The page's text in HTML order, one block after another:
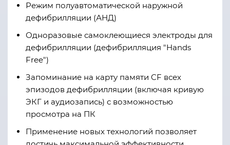
Режим полуавтоматической наружной
дефибрилляции (АНД)
Одноразовые самоклеющиеся электроды для
дефибрилляции (дефибрилляция "Hands
Free")
Запоминание на карту памяти CF всех
эпизодов дефибрилляции (включая кривую
ЭКГ и аудиозапись) с возможностью
просмотра на ПК
Применение новых технологий позволяет